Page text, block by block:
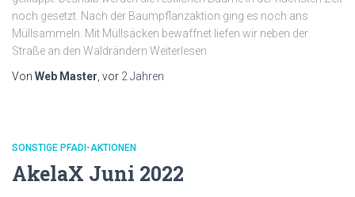
noch gesetzt. Nach der Baumpflanzaktion ging es noch ans
Müllsammeln. Mit Müllsäcken bewaffnet liefen wir neben der
Straße an den Waldrändern Weiterlesen
Von Web Master , vor 2 Jahren
SONSTIGE PFADI-AKTIONEN
AkelaX Juni 2022